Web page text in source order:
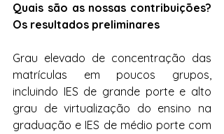
Quais são as nossas contribuições?
Os resultados preliminares
Grau elevado de concentração das
matrículas em poucos grupos,
incluindo IES de grande porte e alto
grau de virtualização do ensino na
graduação e IES de médio porte com